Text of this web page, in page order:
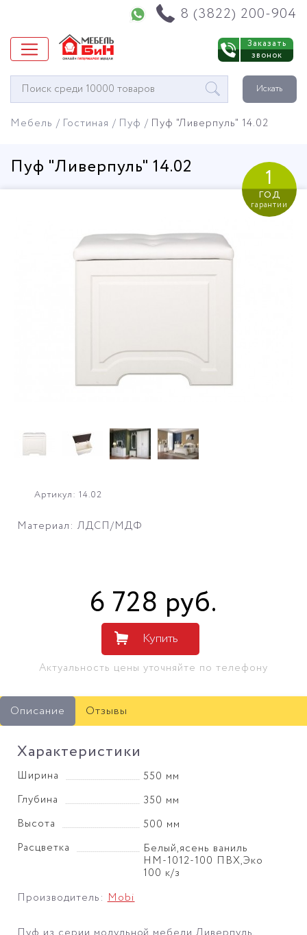
8 (3822) 200-904
Заказать
звонок
Окно
поиска
Искать
Мебель Гостиная Пуф Пуф "Ливерпуль" 14.02
Пуф "Ливерпуль" 14.02 1
год
гарантии
Артикул: 14.02
Материал: ЛДСП/МДФ
6 728 руб.
Купить
Актуальность цены уточняйте по телефону
Описание Отзывы
Характеристики
Ширина
550 мм
Глубина
350 мм
Высота
500 мм
Расцветка
Белый,ясень ваниль
НМ-1012-100 ПВХ,Эко
100 к/з
Производитель:Mobi